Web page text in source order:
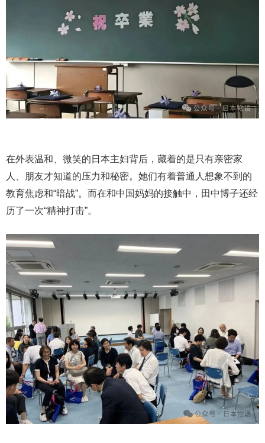
在外表温和、微笑的日本主妇背后，藏着的是只有亲密家
人、朋友才知道的压力和秘密。她们有着普通人想象不到的
教育焦虑和“暗战”。而在和中国妈妈的接触中，田中博子还经
历了一次“精神打击”。